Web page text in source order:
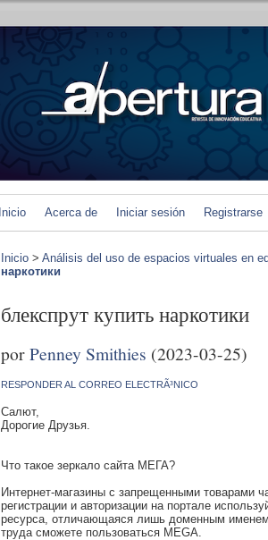
Inicio Acerca de Iniciar sesión Registrarse
Inicio > Análisis del uso de espacios virtuales en
наркотики
блекспрут купить наркотики
porPenney Smithies (2023-03-25)
RESPONDER AL CORREO ELECTRÃ³NICO
Салют,
Дорогие Друзья.
Что такое зеркало сайта МЕГА?
Интернет-магазины с запрещенными товарами
регистрации и авторизации на портале
ресурса, отличающаяся лишь доменным
труда сможете пользоваться MEGA.